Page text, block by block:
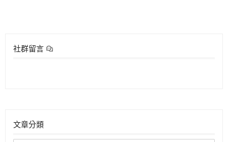
社群留言
文章分類